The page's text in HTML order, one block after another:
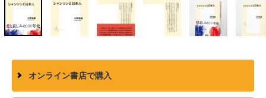
オンライン書店で購入